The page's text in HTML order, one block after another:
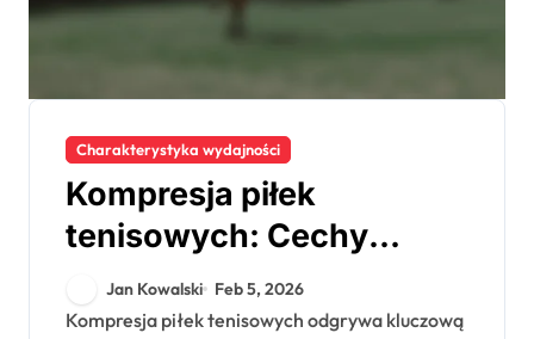
Charakterystyka wydajności
Kompresja piłek
tenisowych: Cechy
wydajnościowe, Wpływ
na gracza, Projektowanie
Jan Kowalski Feb 5, 2026
Kompresja piłek tenisowych odgrywa kluczową